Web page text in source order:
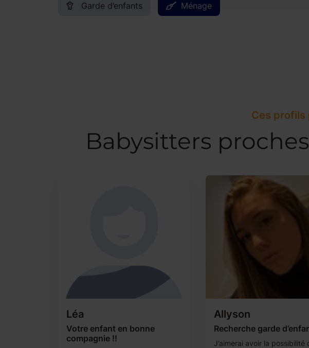
Garde d’enfants Ménage
Ces profils
Babysitters
Léa
Votre enfant en bonne
compagnie !!
Allyson
Recherche garde
J’aimerai avoir la possibilité